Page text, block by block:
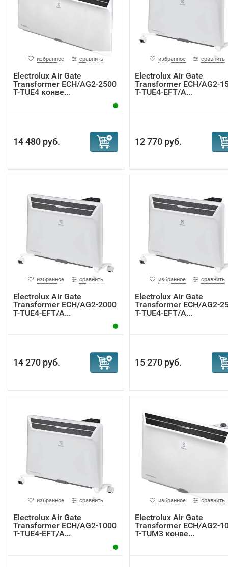
избранное сравнить
Electrolux Air Gate
Transformer ECH/AG2-2500
T-TUE4 конве...
14 480 руб.
избранное сравнить
Electrolux Air Gate
Transformer ECH/AG2-
T-TUE4-EFT/A...
12 770 руб.
избранное сравнить
Electrolux Air Gate
Transformer ECH/AG2-2000
T-TUE4-EFT/A...
14 270 руб.
избранное сравнить
Electrolux Air Gate
Transformer ECH/AG2-
T-TUE4-EFT/A...
15 270 руб.
избранное сравнить
Electrolux Air Gate
Transformer ECH/AG2-1000
T-TUE4-EFT/A...
избранное сравнить
Electrolux Air Gate
Transformer ECH/AG2-
T-TUM3 конве...